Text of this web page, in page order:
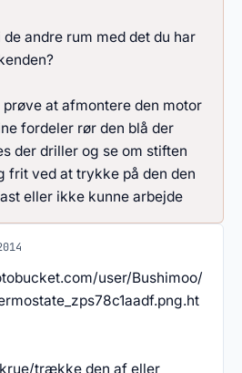
andre rum med det du har
prøve at afmontere den motor
fordeler rør den blå der
der driller og se om stiften
frit ved at trykke på den den
eller ikke kunne arbejde
user/Bushimoo/
trække den af eller